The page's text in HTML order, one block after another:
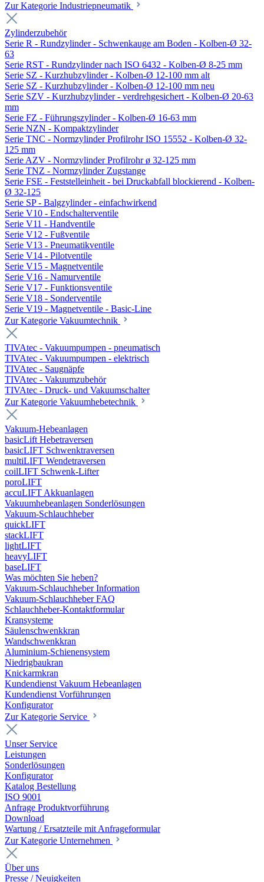
Zur Kategorie Industriepneumatik
Zylinderzubehör
Serie R - Rundzylinder - Schwenkauge am Boden - Kolben-Ø 32-
63
Serie RST - Rundzylinder nach ISO 6432 - Kolben-Ø 8-25 mm
Serie SZ - Kurzhubzylinder - Kolben-Ø 12-100 mm alt
Serie SZ - Kurzhubzylinder - Kolben-Ø 12-100 mm neu
Serie SZV - Kurzhubzylinder - verdrehgesichert - Kolben-Ø 20-63
mm
Serie FZ - Führungszylinder - Kolben-Ø 16-63 mm
Serie NZN - Kompaktzylinder
Serie TNC - Normzylinder Profilrohr ISO 15552 - Kolben-Ø 32-
125 mm
Serie AZV - Normzylinder Profilrohr ø 32-125 mm
Serie TNZ - Normzylinder Zugstange
Serie FSE - Feststelleinheit - bei Druckabfall blockierend - Kolben-
Ø 32-125
Serie SP - Balgzylinder - einfachwirkend
Serie V10 - Endschalterventile
Serie V11 - Handventile
Serie V12 - Fußventile
Serie V13 - Pneumatikventile
Serie V14 - Pilotventile
Serie V15 - Magnetventile
Serie V16 - Namurventile
Serie V17 - Funktionsventile
Serie V18 - Sonderventile
Serie V19 - Magnetventile - Basic-Line
Zur Kategorie Vakuumtechnik
TIVAtec - Vakuumpumpen - pneumatisch
TIVAtec - Vakuumpumpen - elektrisch
TIVAtec - Saugnäpfe
TIVAtec - Vakuumzubehör
TIVAtec - Druck- und Vakuumschalter
Zur Kategorie Vakuumhebetechnik
Vakuum-Hebeanlagen
basicLift Hebetraversen
basicLIFT Schwenktraversen
multiLIFT Wendetraversen
coilLIFT Schwenk-Lifter
poroLIFT
accuLIFT Akkuanlagen
Vakuumhebeanlagen Sonderlösungen
Vakuum-Schlauchheber
quickLIFT
stackLIFT
lightLIFT
heavyLIFT
baseLIFT
Was möchten Sie heben?
Vakuum-Schlauchheber Information
Vakuum-Schlauchheber FAQ
Schlauchheber-Kontaktformular
Kransysteme
Säulenschwenkkran
Wandschwenkkran
Aluminium-Schienensystem
Niedrigbaukran
Knickarmkran
Kundendienst Vakuum Hebeanlagen
Kundendienst Vorführungen
Konfigurator
Zur Kategorie Service
Unser Service
Leistungen
Sonderlösungen
Konfigurator
Katalog Bestellung
ISO 9001
Anfrage Produktvorführung
Download
Wartung / Ersatzteile mit Anfrageformular
Zur Kategorie Unternehmen
Über uns
Presse / Neuigkeiten